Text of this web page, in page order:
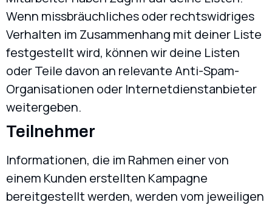
Wenn missbräuchliches oder rechtswidriges
Verhalten im Zusammenhang mit deiner Liste
festgestellt wird, können wir deine Listen
oder Teile davon an relevante Anti-Spam-
Organisationen oder Internetdienstanbieter
weitergeben.
Teilnehmer
Informationen, die im Rahmen einer von
einem Kunden erstellten Kampagne
bereitgestellt werden, werden vom jeweiligen